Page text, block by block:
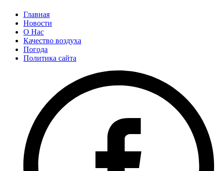
Главная
Новости
О Нас
Качество воздуха
Погода
Политика сайта